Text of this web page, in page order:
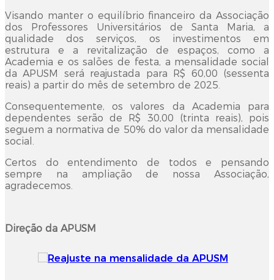
Visando manter o equilíbrio financeiro da Associação
dos Professores Universitários de Santa Maria, a
qualidade dos serviços, os investimentos em
estrutura e a revitalização de espaços, como a
Academia e os salões de festa, a mensalidade social
da APUSM será reajustada para R$ 60,00 (sessenta
reais) a partir do mês de setembro de 2025.
Consequentemente, os valores da Academia para
dependentes serão de R$ 30,00 (trinta reais), pois
seguem a normativa de 50% do valor da mensalidade
social.
Certos do entendimento de todos e pensando
sempre na ampliação de nossa Associação,
agradecemos.
Direção da APUSM